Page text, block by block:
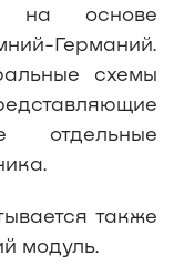
на основе
Германий.
схемы
отдельные
также
модуль.